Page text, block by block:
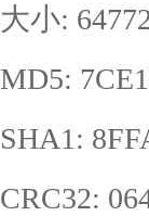
大小:
MD5:
SHA1:
CRC32: